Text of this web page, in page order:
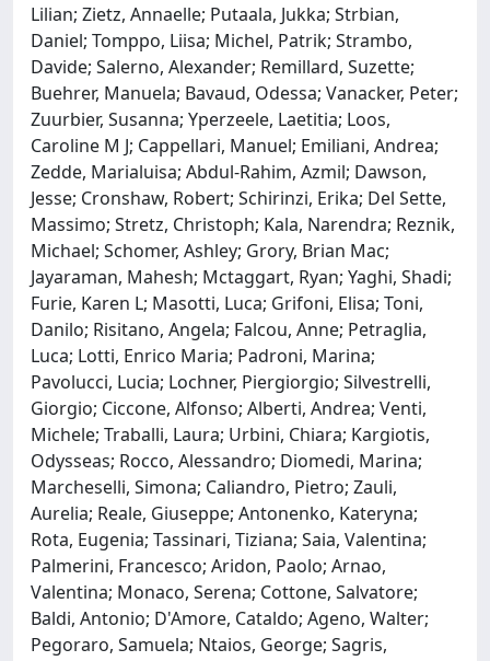
Lilian; Zietz, Annaelle; Putaala, Jukka; Strbian,
Daniel; Tomppo, Liisa; Michel, Patrik; Strambo,
Davide; Salerno, Alexander; Remillard, Suzette;
Buehrer, Manuela; Bavaud, Odessa; Vanacker, Peter;
Zuurbier, Susanna; Yperzeele, Laetitia; Loos,
Caroline M J; Cappellari, Manuel; Emiliani, Andrea;
Zedde, Marialuisa; Abdul-Rahim, Azmil; Dawson,
Jesse; Cronshaw, Robert; Schirinzi, Erika; Del Sette,
Massimo; Stretz, Christoph; Kala, Narendra; Reznik,
Michael; Schomer, Ashley; Grory, Brian Mac;
Jayaraman, Mahesh; Mctaggart, Ryan; Yaghi, Shadi;
Furie, Karen L; Masotti, Luca; Grifoni, Elisa; Toni,
Danilo; Risitano, Angela; Falcou, Anne; Petraglia,
Luca; Lotti, Enrico Maria; Padroni, Marina;
Pavolucci, Lucia; Lochner, Piergiorgio; Silvestrelli,
Giorgio; Ciccone, Alfonso; Alberti, Andrea; Venti,
Michele; Traballi, Laura; Urbini, Chiara; Kargiotis,
Odysseas; Rocco, Alessandro; Diomedi, Marina;
Marcheselli, Simona; Caliandro, Pietro; Zauli,
Aurelia; Reale, Giuseppe; Antonenko, Kateryna;
Rota, Eugenia; Tassinari, Tiziana; Saia, Valentina;
Palmerini, Francesco; Aridon, Paolo; Arnao,
Valentina; Monaco, Serena; Cottone, Salvatore;
Baldi, Antonio; D'Amore, Cataldo; Ageno, Walter;
Pegoraro, Samuela; Ntaios, George; Sagris,